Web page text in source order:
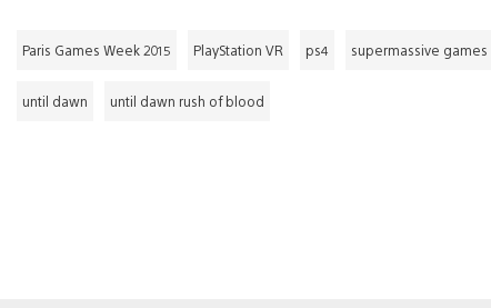
Paris Games Week 2015 PlayStation VR ps4 supermassive games
until dawn until dawn rush of blood